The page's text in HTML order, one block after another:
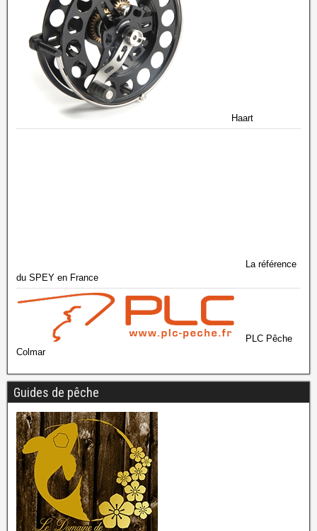
Haart
La référence
du SPEY en France
PLC Pêche
Colmar
Guides de pêche